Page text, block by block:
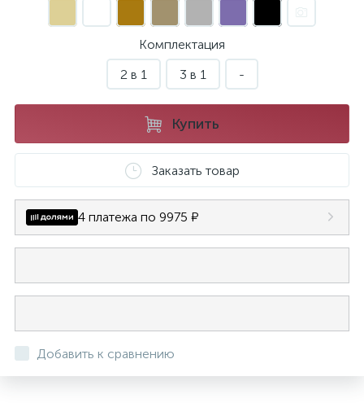
Комплектация
2 в 1
3 в 1 -
Купить
Заказать товар
4 платежа по 9975 ₽
Добавить к сравнению